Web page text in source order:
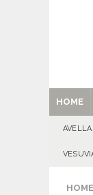
HOME
AVELLA
HOME